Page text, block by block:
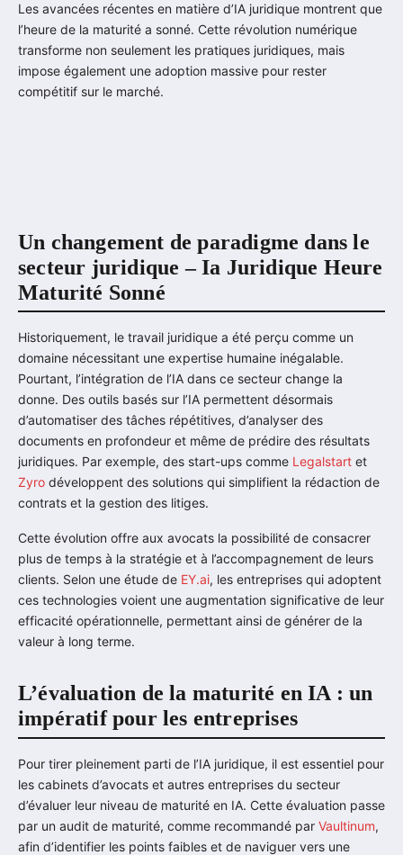
Les avancées récentes en matière d’IA juridique montrent que
l’heure de la maturité a sonné. Cette révolution numérique
transforme non seulement les pratiques juridiques, mais
impose également une adoption massive pour rester
compétitif sur le marché.
Un changement de paradigme dans le
secteur juridique – Ia Juridique Heure
Maturité Sonné
Historiquement, le travail juridique a été perçu comme un
domaine nécessitant une expertise humaine inégalable.
Pourtant, l’intégration de l’IA dans ce secteur change la
donne. Des outils basés sur l’IA permettent désormais
d’automatiser des tâches répétitives, d’analyser des
documents en profondeur et même de prédire des résultats
juridiques. Par exemple, des start-ups comme Legalstart et
Zyro développent des solutions qui simplifient la rédaction de
contrats et la gestion des litiges.
Cette évolution offre aux avocats la possibilité de consacrer
plus de temps à la stratégie et à l’accompagnement de leurs
clients. Selon une étude de EY.ai, les entreprises qui adoptent
ces technologies voient une augmentation significative de leur
efficacité opérationnelle, permettant ainsi de générer de la
valeur à long terme.
L’évaluation de la maturité en IA : un
impératif pour les entreprises
Pour tirer pleinement parti de l’IA juridique, il est essentiel pour
les cabinets d’avocats et autres entreprises du secteur
d’évaluer leur niveau de maturité en IA. Cette évaluation passe
par un audit de maturité, comme recommandé par Vaultinum,
afin d’identifier les points faibles et de naviguer vers une